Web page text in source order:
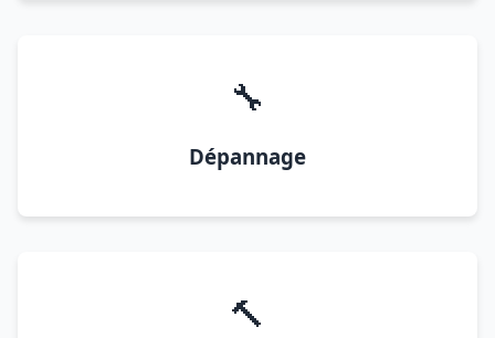
🔧
Dépannage
🔨